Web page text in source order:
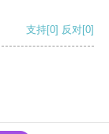
支持[0] 反对[0]